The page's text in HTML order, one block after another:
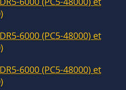
6000 (PC5-48000) et
6000 (PC5-48000) et